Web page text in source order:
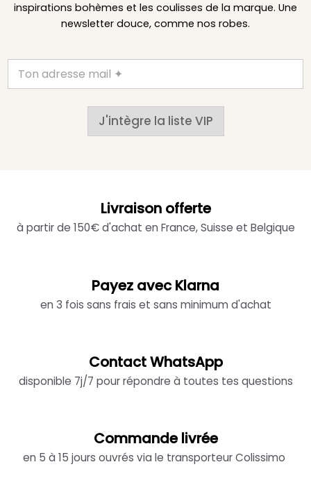
inspirations bohèmes et les coulisses de la marque. Une
newsletter douce, comme nos robes.
J'intègre la liste VIP
Livraison offerte
à partir de 150€ d'achat en France, Suisse et Belgique
Payez avec Klarna
en 3 fois sans frais et sans minimum d'achat
Contact WhatsApp
disponible 7j/7 pour répondre à toutes tes questions
Commande livrée
en 5 à 15 jours ouvrés via le transporteur Colissimo